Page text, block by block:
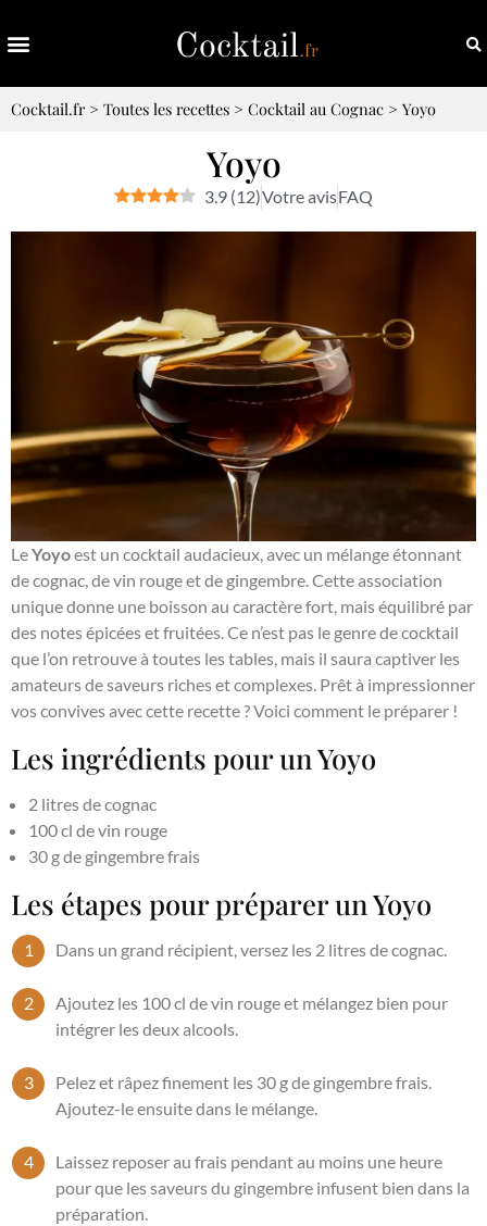
Cocktail.fr> Toutes les recettes > Cocktail au Cognac > Yoyo
Yoyo
3.9 (12)Votre avisFAQ
LeYoyoest un cocktail audacieux, avec un mélange étonnant
de cognac, de vin rouge et de gingembre. Cette association
unique donne une boisson au caractère fort, mais équilibré par
des notes épicées et fruitées. Ce n’est pas le genre de cocktail
que l’on retrouve à toutes les tables, mais il saura captiver les
amateurs de saveurs riches et complexes. Prêt à impressionner
vos convives avec cette recette ? Voici comment le préparer !
Les ingrédients pour un Yoyo
2 litres de cognac
100 cl de vin rouge
30 g de gingembre frais
Les étapes pour préparer un Yoyo
Dans un grand récipient, versez les 2 litres de cognac.
Ajoutez les 100 cl de vin rouge et mélangez bien pour
intégrer les deux alcools.
Pelez et râpez finement les 30 g de gingembre frais.
Ajoutez-le ensuite dans le mélange.
Laissez reposer au frais pendant au moins une heure
pour que les saveurs du gingembre infusent bien dans la
préparation.